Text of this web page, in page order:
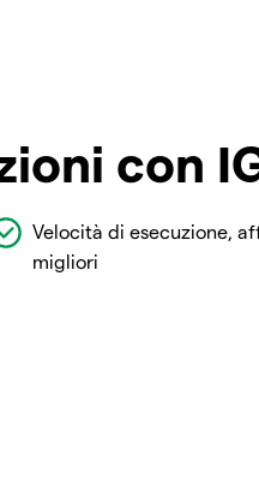
con
Velocità di esecuzione,
migliori